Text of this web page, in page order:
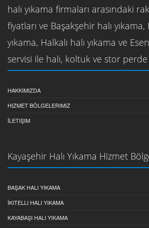
halı yıkama firmaları arasındaki
fiyatları ve Başakşehir halı
yıkama, Halkalı halı yıkama ve
servisi ile halı, koltuk ve stor perde
HAKKIMIZDA
HIZMET BÖLGELERIMIZ
İLETIŞIM
Kayaşehir Halı Yıkama Hizmet
BAŞAK HALI YIKAMA
İKITELLI HALI YIKAMA
KAYABAŞI HALI YIKAMA